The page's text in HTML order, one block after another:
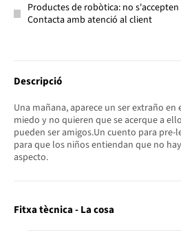
Productes de robòtica: no
Contacta amb atenció al client
Descripció
Una mañana, aparece un ser extraño
miedo y no quieren que se acerque a
pueden ser amigos.Un cuento para
para que los niños entiendan que no
aspecto.
Fitxa tècnica - La cosa